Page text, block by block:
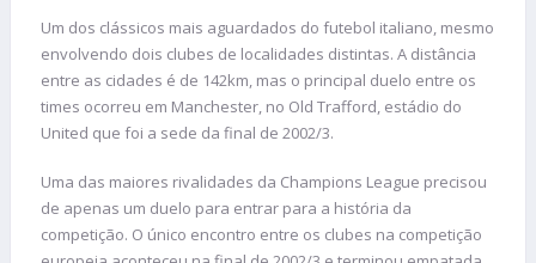
Um dos clássicos mais aguardados do futebol italiano, mesmo
envolvendo dois clubes de localidades distintas. A distância
entre as cidades é de 142km, mas o principal duelo entre os
times ocorreu em Manchester, no Old Trafford, estádio do
United que foi a sede da final de 2002/3.
Uma das maiores rivalidades da Champions League precisou
de apenas um duelo para entrar para a história da
competição. O único encontro entre os clubes na competição